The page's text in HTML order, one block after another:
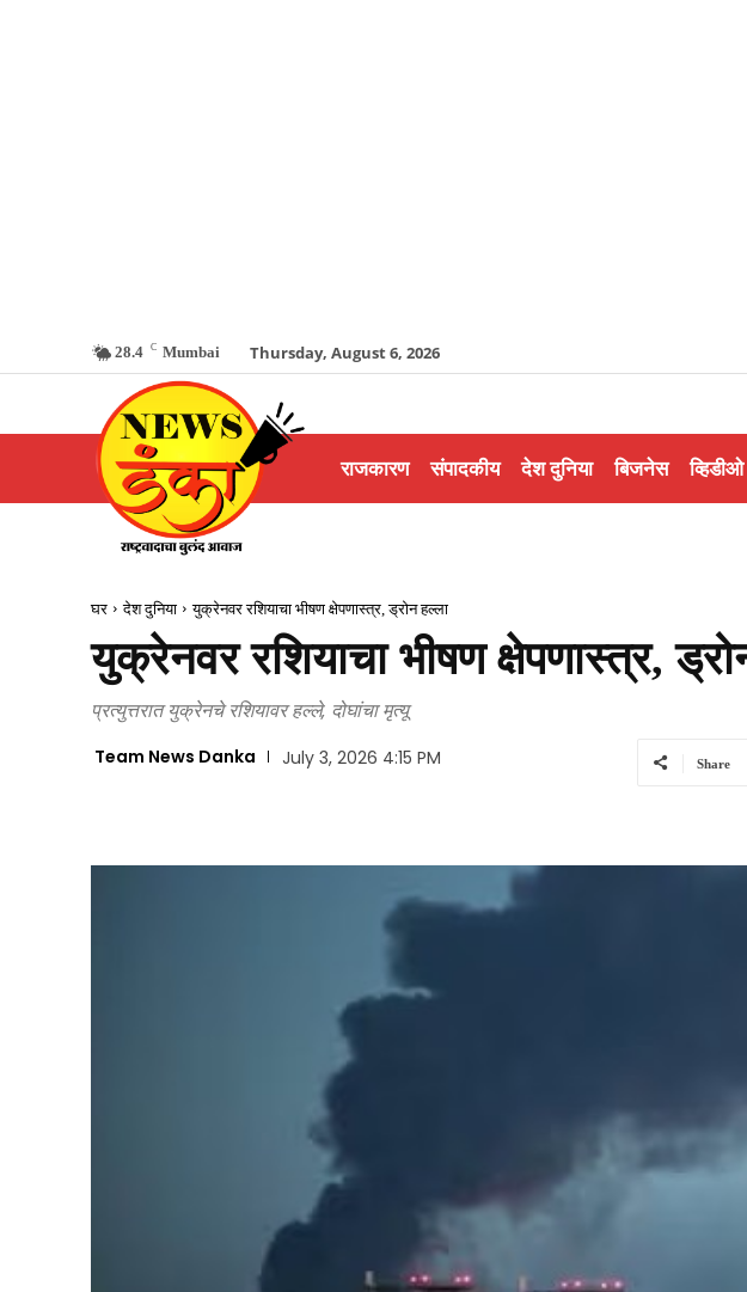
28.4 C Mumbai Thursday, August 6, 2026
राजकारण संपादकीय देश दुनिया बिजनेस
घर देश दुनिया युक्रेनवर रशियाचा भीषण क्षेपणास्त्र, ड्रोन हल्ला
युक्रेनवर रशियाचा भीषण क्षेपणास्त्र,
प्रत्युत्तरात युक्रेनचे रशियावर हल्ले, दोघांचा मृत्यू
Team News Danka July 3, 2026 4:15 PM Share